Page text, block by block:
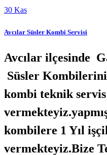
30 Kas
Avcılar Süsler Kombi Servisi
Avcılar ilçesinde
Süsler
kombi teknik
kombilere 1 Yıl
vermekteyiz.Bize